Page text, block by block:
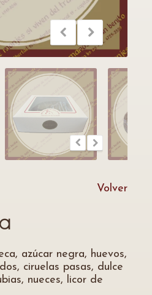
Volver
azúcar negra, huevos,
ciruelas pasas, dulce
nueces, licor de